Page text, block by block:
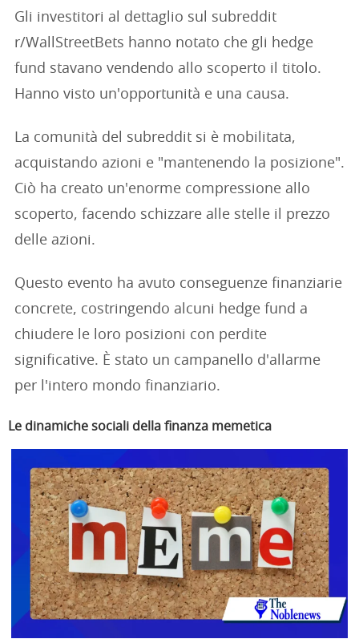
Gli investitori al dettaglio sul subreddit
r/WallStreetBets hanno notato che gli hedge
fund stavano vendendo allo scoperto il titolo.
Hanno visto un'opportunità e una causa.
La comunità del subreddit si è mobilitata,
acquistando azioni e "mantenendo la posizione".
Ciò ha creato un'enorme compressione allo
scoperto, facendo schizzare alle stelle il prezzo
delle azioni.
Questo evento ha avuto conseguenze finanziarie
concrete, costringendo alcuni hedge fund a
chiudere le loro posizioni con perdite
significative. È stato un campanello d'allarme
per l'intero mondo finanziario.
Le dinamiche sociali della finanza memetica